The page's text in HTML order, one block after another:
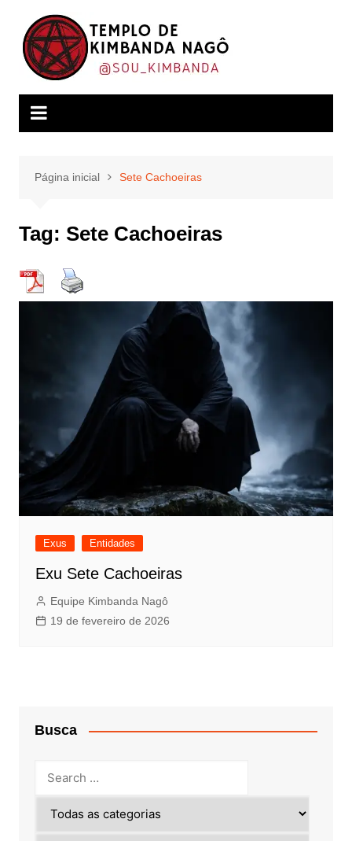
conteúdo
Página inicial Sete Cachoeiras
Tag: Sete Cachoeiras
Exus Entidades
Exu Sete Cachoeiras
Equipe Kimbanda Nagô
19 de fevereiro de 2026
Busca